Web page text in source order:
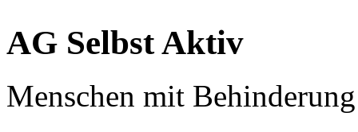
AG Selbst Aktiv
Menschen mit